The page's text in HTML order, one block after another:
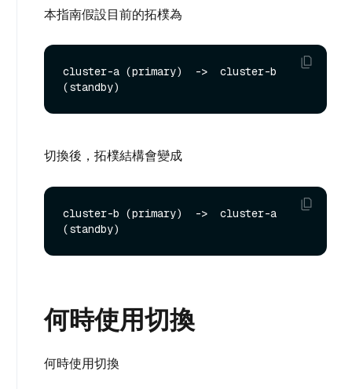
本指南假設目前的拓樸為
cluster-a (primary)  ->  cluster-b
切換後，拓樸結構會變成
cluster-b (primary)  ->  cluster-a
何時使用切換
何時使用切換